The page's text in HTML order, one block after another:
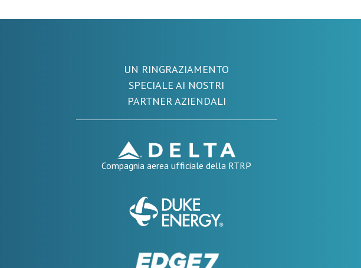
UN RINGRAZIAMENTO
SPECIALE AI NOSTRI
PARTNER AZIENDALI
Compagnia aerea ufficiale della RTRP